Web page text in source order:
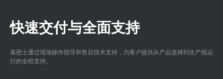
快速交付与全面支持
基恩士通过现场操作指导和售后技术支持，为客户提供从产品选择到生产线运
行的全程支持。